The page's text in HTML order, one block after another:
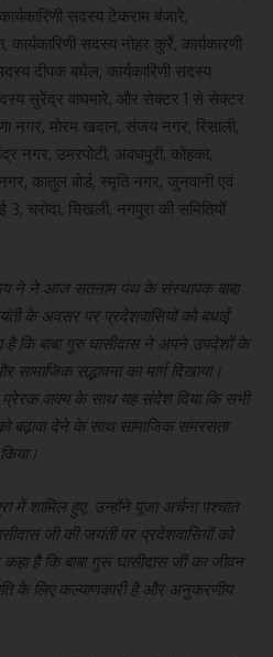
सदस्य टेकराम बंजारे,
सदस्य नोहर कुर्रे, कार्यकारणी
दीपक बघेल, कार्यकारिणी सदस्य
सुरेंद्र वाघमारे, और सेक्टर 1 से सेक्टर
नगर, मोरम खदान, संजय नगर, रिसाली,
नगर, उमरपोटी, अवधपुरी, कोहका,
कातुल बोर्ड, स्मृति नगर, जुनवानी एवं
3, चरोदा, चिखली, नगपुरा की समितियों
ने ने आज सतनाम पंथ के संस्थापक बाबा
के अवसर पर प्रदेशवासियों को बधाई
कि बाबा गुरु घासीदास ने अपने उपदेशों के
सद्भावना का मार्ग दिखाया।
वाक्य के साथ यह संदेश दिया कि सभी
बढ़ावा देने के साथ सामाजिक समरसता
में शामिल हुए, उन्होंने पूजा अर्चना पश्चात
जी की जयंती पर प्रदेशवासियों को
है कि बाबा गुरू घासीदास जी का जीवन
के लिए कल्याणकारी है और अनुकरणीय